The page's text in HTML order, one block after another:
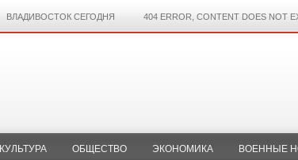
ВЛАДИВОСТОК СЕГОДНЯ 404 ERROR, CONTENT DOES NOT
КУЛЬТУРА ОБЩЕСТВО ЭКОНОМИКА ВОЕННЫЕ